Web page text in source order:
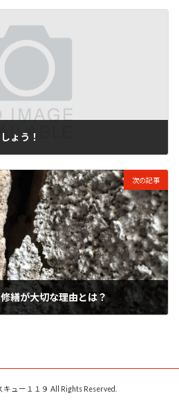
ょう！
次の記事
繕が大切な理由とは？
ュー１１９ All Rights Reserved.